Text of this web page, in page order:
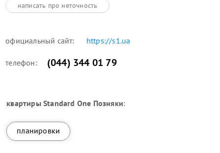
написать про неточность
официальный сайт: https://s1.ua
телефон: (044) 344 01 79
квартирыStandard One Позняки:
планировки